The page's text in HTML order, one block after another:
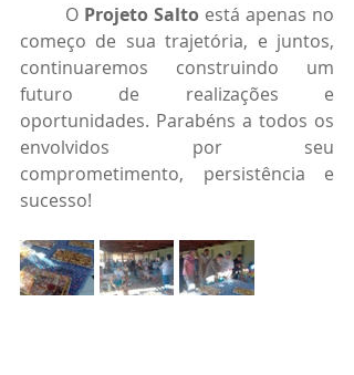
	O
Projeto Salto está apenas no
começo de sua trajetória, e juntos,
continuaremos construindo um
futuro de realizações e
oportunidades. Parabéns a todos os
envolvidos por seu
comprometimento, persistência e
sucesso!